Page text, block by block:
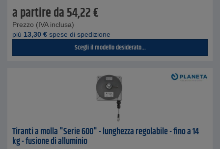
a partire da54,22€
Prezzo (IVA inclusa)
piú 13,30 € spese di spedizione
Scegli il modello desiderato...
Tiranti a molla "Serie 600" - lunghezza regolabile - fino a 14
kg - fusione di alluminio